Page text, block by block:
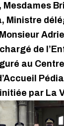
Mesdames
Ministre
de
au
par La